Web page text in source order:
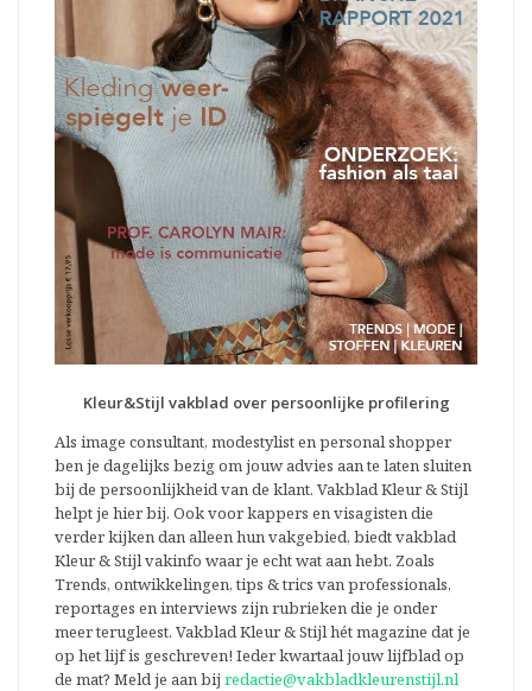
Kleur&Stijl vakblad over persoonlijke profilering
Als image consultant, modestylist en personal shopper
ben je dagelijks bezig om jouw advies aan te laten sluiten
bij de persoonlijkheid van de klant. Vakblad Kleur & Stijl
helpt je hier bij. Ook voor kappers en visagisten die
verder kijken dan alleen hun vakgebied, biedt vakblad
Kleur & Stijl vakinfo waar je echt wat aan hebt. Zoals
Trends, ontwikkelingen, tips & trics van professionals,
reportages en interviews zijn rubrieken die je onder
meer terugleest. Vakblad Kleur & Stijl hét magazine dat je
op het lijf is geschreven! Ieder kwartaal jouw lijfblad op
de mat? Meld je aan bij redactie@vakbladkleurenstijl.nl